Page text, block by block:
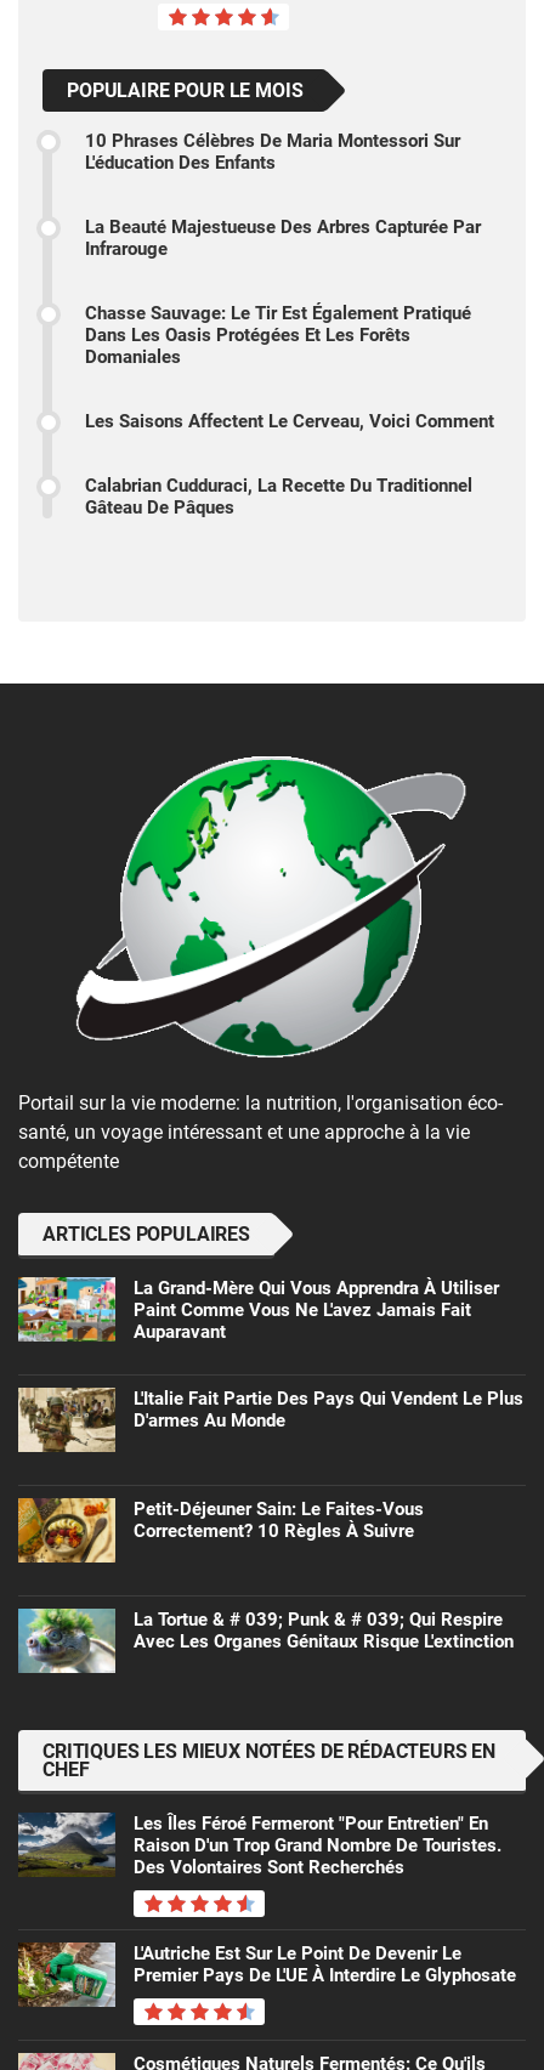
POPULAIRE POUR LE MOIS
10 Phrases Célèbres De Maria Montessori Sur
L'éducation Des Enfants
La Beauté Majestueuse Des Arbres Capturée Par
Infrarouge
Chasse Sauvage: Le Tir Est Également Pratiqué
Dans Les Oasis Protégées Et Les Forêts
Domaniales
Les Saisons Affectent Le Cerveau, Voici Comment
Calabrian Cudduraci, La Recette Du Traditionnel
Gâteau De Pâques
Portail sur la vie moderne: la nutrition, l'organisation éco-
santé, un voyage intéressant et une approche à la vie
compétente
ARTICLES POPULAIRES
La Grand-Mère Qui Vous Apprendra À Utiliser
Paint Comme Vous Ne L'avez Jamais Fait
Auparavant
L'Italie Fait Partie Des Pays Qui Vendent Le Plus
D'armes Au Monde
Petit-Déjeuner Sain: Le Faites-Vous
Correctement? 10 Règles À Suivre
La Tortue & # 039; Punk & # 039; Qui Respire
Avec Les Organes Génitaux Risque L'extinction
CRITIQUES LES MIEUX NOTÉES DE RÉDACTEURS EN
CHEF
Les Îles Féroé Fermeront "pour Entretien" En
Raison D'un Trop Grand Nombre De Touristes.
Des Volontaires Sont Recherchés
L'Autriche Est Sur Le Point De Devenir Le
Premier Pays De L'UE À Interdire Le Glyphosate
Cosmétiques Naturels Fermentés: Ce Qu'ils